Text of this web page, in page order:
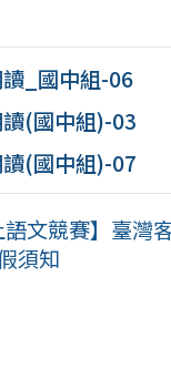
_國中組-06
(國中組)-03
(國中組)-07
語文競賽】臺灣
須知